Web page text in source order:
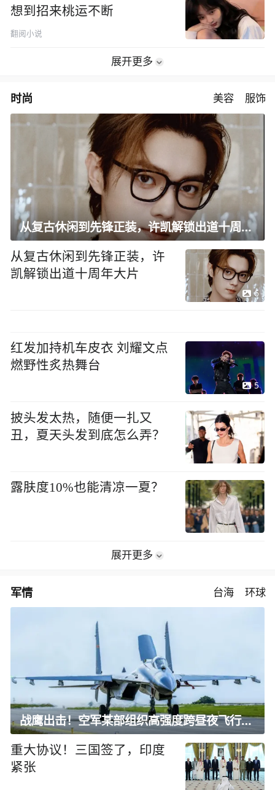
想到招来桃运不断
翻阅小说
展开更多
时尚 美容 服饰
从复古休闲到先锋正装，许凯解锁出道十周年大片
从复古休闲到先锋正装，许
凯解锁出道十周年大片
6
红发加持机车皮衣 刘耀文点
燃野性炙热舞台
5
披头发太热，随便一扎又
丑，夏天头发到底怎么弄？
露肤度10%也能清凉一夏？
展开更多
军情 台海 环球
战鹰出击！空军某部组织高强度跨昼夜飞行训练
重大协议！三国签了，印度
紧张